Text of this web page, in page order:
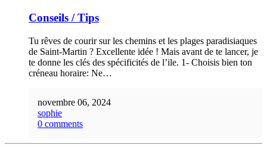
Conseils / Tips
Tu rêves de courir sur les chemins et les plages paradisiaques
de Saint-Martin ? Excellente idée ! Mais avant de te lancer, je
te donne les clés des spécificités de l’ile. 1- Choisis bien ton
créneau horaire: Ne…
novembre 06, 2024
sophie
0 comments